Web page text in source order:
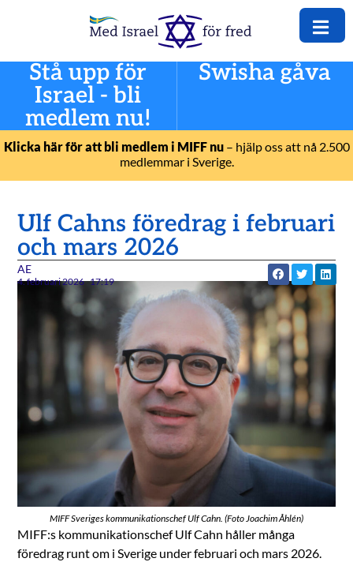
Stå upp för
Israel - bli
medlem nu!
Swisha gåva
Klicka här för att bli medlem i MIFF nu– hjälp oss att nå 2.500
medlemmar i Sverige.
Ulf Cahns föredrag i februari
och mars 2026
AE
4. februari 2026 17:19
MIFF Sveriges kommunikationschef Ulf Cahn. (Foto Joachim Åhlén)
MIFF:s kommunikationschef Ulf Cahn håller många
föredrag runt om i Sverige under februari och mars 2026.